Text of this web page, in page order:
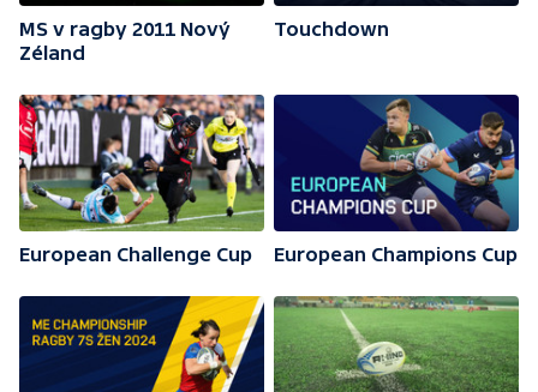
MS v ragby 2011 Nový
Zéland
Touchdown
European Challenge Cup European Champions Cup